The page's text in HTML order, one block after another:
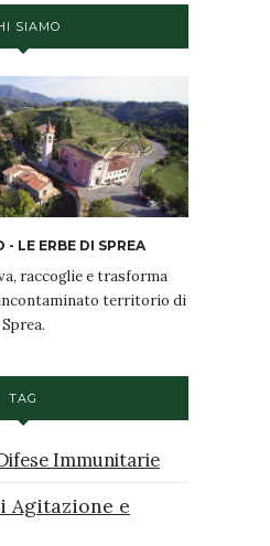
SIAMO
- LE ERBE DI SPREA
raccoglie e trasforma
territorio di
Sprea.
TAG
Immunitarie
Agitazione e